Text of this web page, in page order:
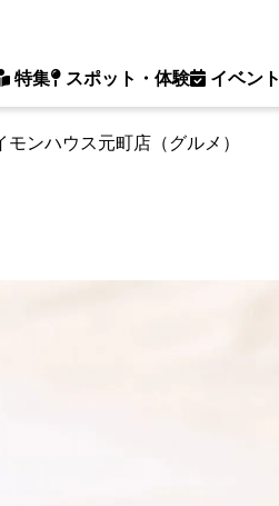
特集 スポット・体験 イベント
モンハウス元町店（グルメ）